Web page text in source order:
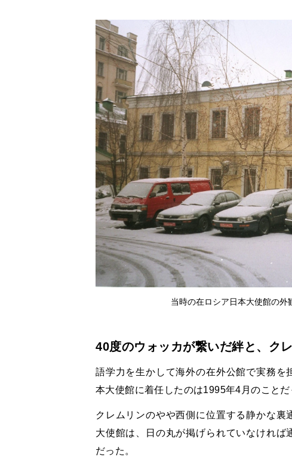
当時の在ロシア日本大使館の
40度のウォッカが繋いだ絆と、ク
語学力を生かして海外の在外公館で実務を
本大使館に着任したのは1995年4月のことだ
クレムリンのやや西側に位置する静かな
大使館は、日の丸が掲げられていなけれ
だった。